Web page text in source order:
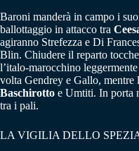
Baroni manderà in campo i
ballottaggio in attacco tra
agiranno Strefezza e Di
Blin. Chiudere il reparto
l’italo-marocchino
volta Gendrey e Gallo, mentre
Baschirotto e Umtiti. In porta
tra i pali.
LA VIGILIA DELLO